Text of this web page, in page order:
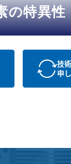
の特異性
技
申